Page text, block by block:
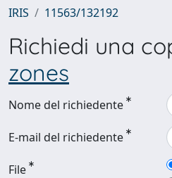
IRIS 11563/132192
Richiedi una
zones
Nome del richiedente
E-mail del richiedente
File